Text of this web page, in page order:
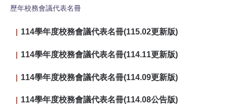
法規審查委員會
歷年校務會議代表名冊
114學年度校務會議代表名冊(115.02更新版)
114學年度校務會議代表名冊(114.11更新版)
114學年度校務會議代表名冊(114.09更新版)
114學年度校務會議代表名冊(114.08公告版)